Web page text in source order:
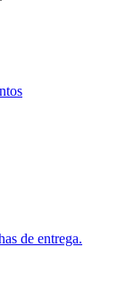
de entrega.